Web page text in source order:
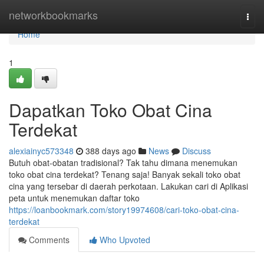
networkbookmarks
Home
Home
1
Dapatkan Toko Obat Cina
Terdekat
alexiainyc573348 388 days ago News
Discuss
Butuh obat-obatan tradisional? Tak tahu dimana menemukan
toko obat cina terdekat? Tenang saja! Banyak sekali toko obat
cina yang tersebar di daerah perkotaan. Lakukan cari di Aplikasi
peta untuk menemukan daftar toko
https://loanbookmark.com/story19974608/cari-toko-obat-cina-
terdekat
Comments
Who Upvoted